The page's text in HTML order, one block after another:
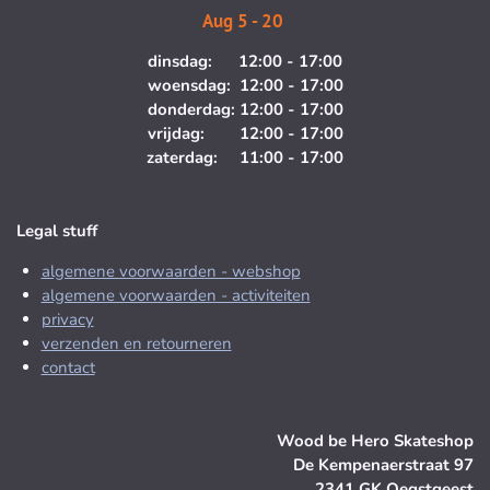
Aug 5 - 20
dinsdag: 12:00 - 17:00
woensdag: 12:00 - 17:00
donderdag: 12:00 - 17:00
vrijdag: 12:00 - 17:00
zaterdag: 11:00 - 17:00
Legal stuff
algemene voorwaarden - webshop
algemene voorwaarden - activiteiten
privacy
verzenden en retourneren
contact
Wood be Hero Skateshop
De Kempenaerstraat 97